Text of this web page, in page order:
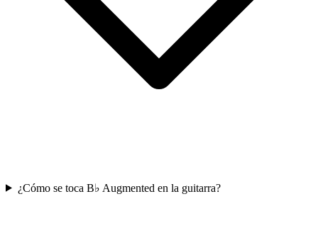
¿Cómo se toca B♭ Augmented en la guitarra?